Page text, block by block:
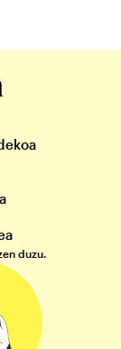
duzu.